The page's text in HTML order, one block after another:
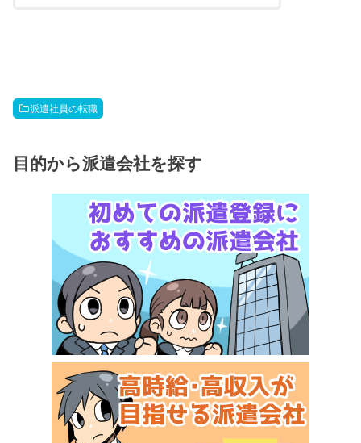
派遣社員の転職
目的から派遣会社を探す